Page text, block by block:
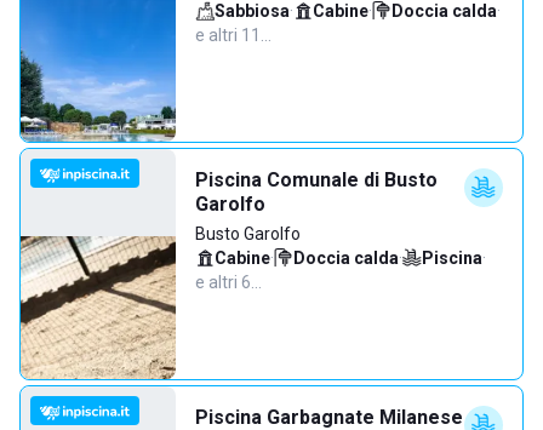
Sabbiosa· Cabine· Doccia calda·
e altri 11…
Piscina Comunale di Busto
Garolfo
Busto Garolfo
Cabine· Doccia calda· Piscina·
e altri 6…
Piscina Garbagnate Milanese